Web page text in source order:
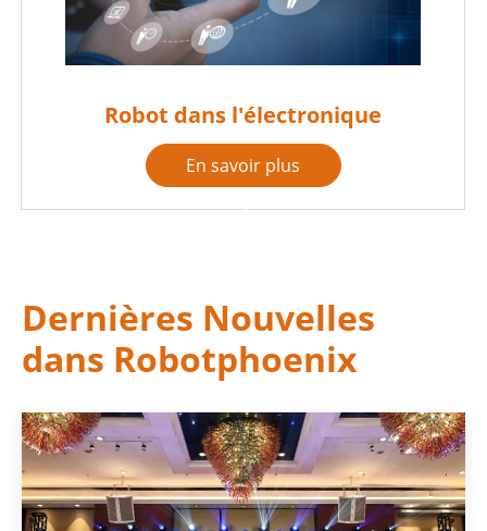
Robot dans l'électronique
En savoir plus

Dernières Nouvelles
dans Robotphoenix